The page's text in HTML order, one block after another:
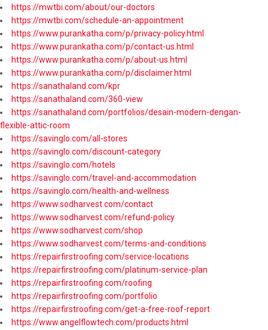
https://mwtbi.com/about/our-doctors
https://mwtbi.com/schedule-an-appointment
https://www.purankatha.com/p/privacy-policy.html
https://www.purankatha.com/p/contact-us.html
https://www.purankatha.com/p/about-us.html
https://www.purankatha.com/p/disclaimer.html
https://sanathaland.com/kpr
https://sanathaland.com/360-view
https://sanathaland.com/portfolios/desain-modern-dengan-
flexible-attic-room
https://savinglo.com/all-stores
https://savinglo.com/discount-category
https://savinglo.com/hotels
https://savinglo.com/travel-and-accommodation
https://savinglo.com/health-and-wellness
https://www.sodharvest.com/contact
https://www.sodharvest.com/refund-policy
https://www.sodharvest.com/shop
https://www.sodharvest.com/terms-and-conditions
https://repairfirstroofing.com/service-locations
https://repairfirstroofing.com/platinum-service-plan
https://repairfirstroofing.com/roofing
https://repairfirstroofing.com/portfolio
https://repairfirstroofing.com/get-a-free-roof-report
https://www.angelflowtech.com/products.html